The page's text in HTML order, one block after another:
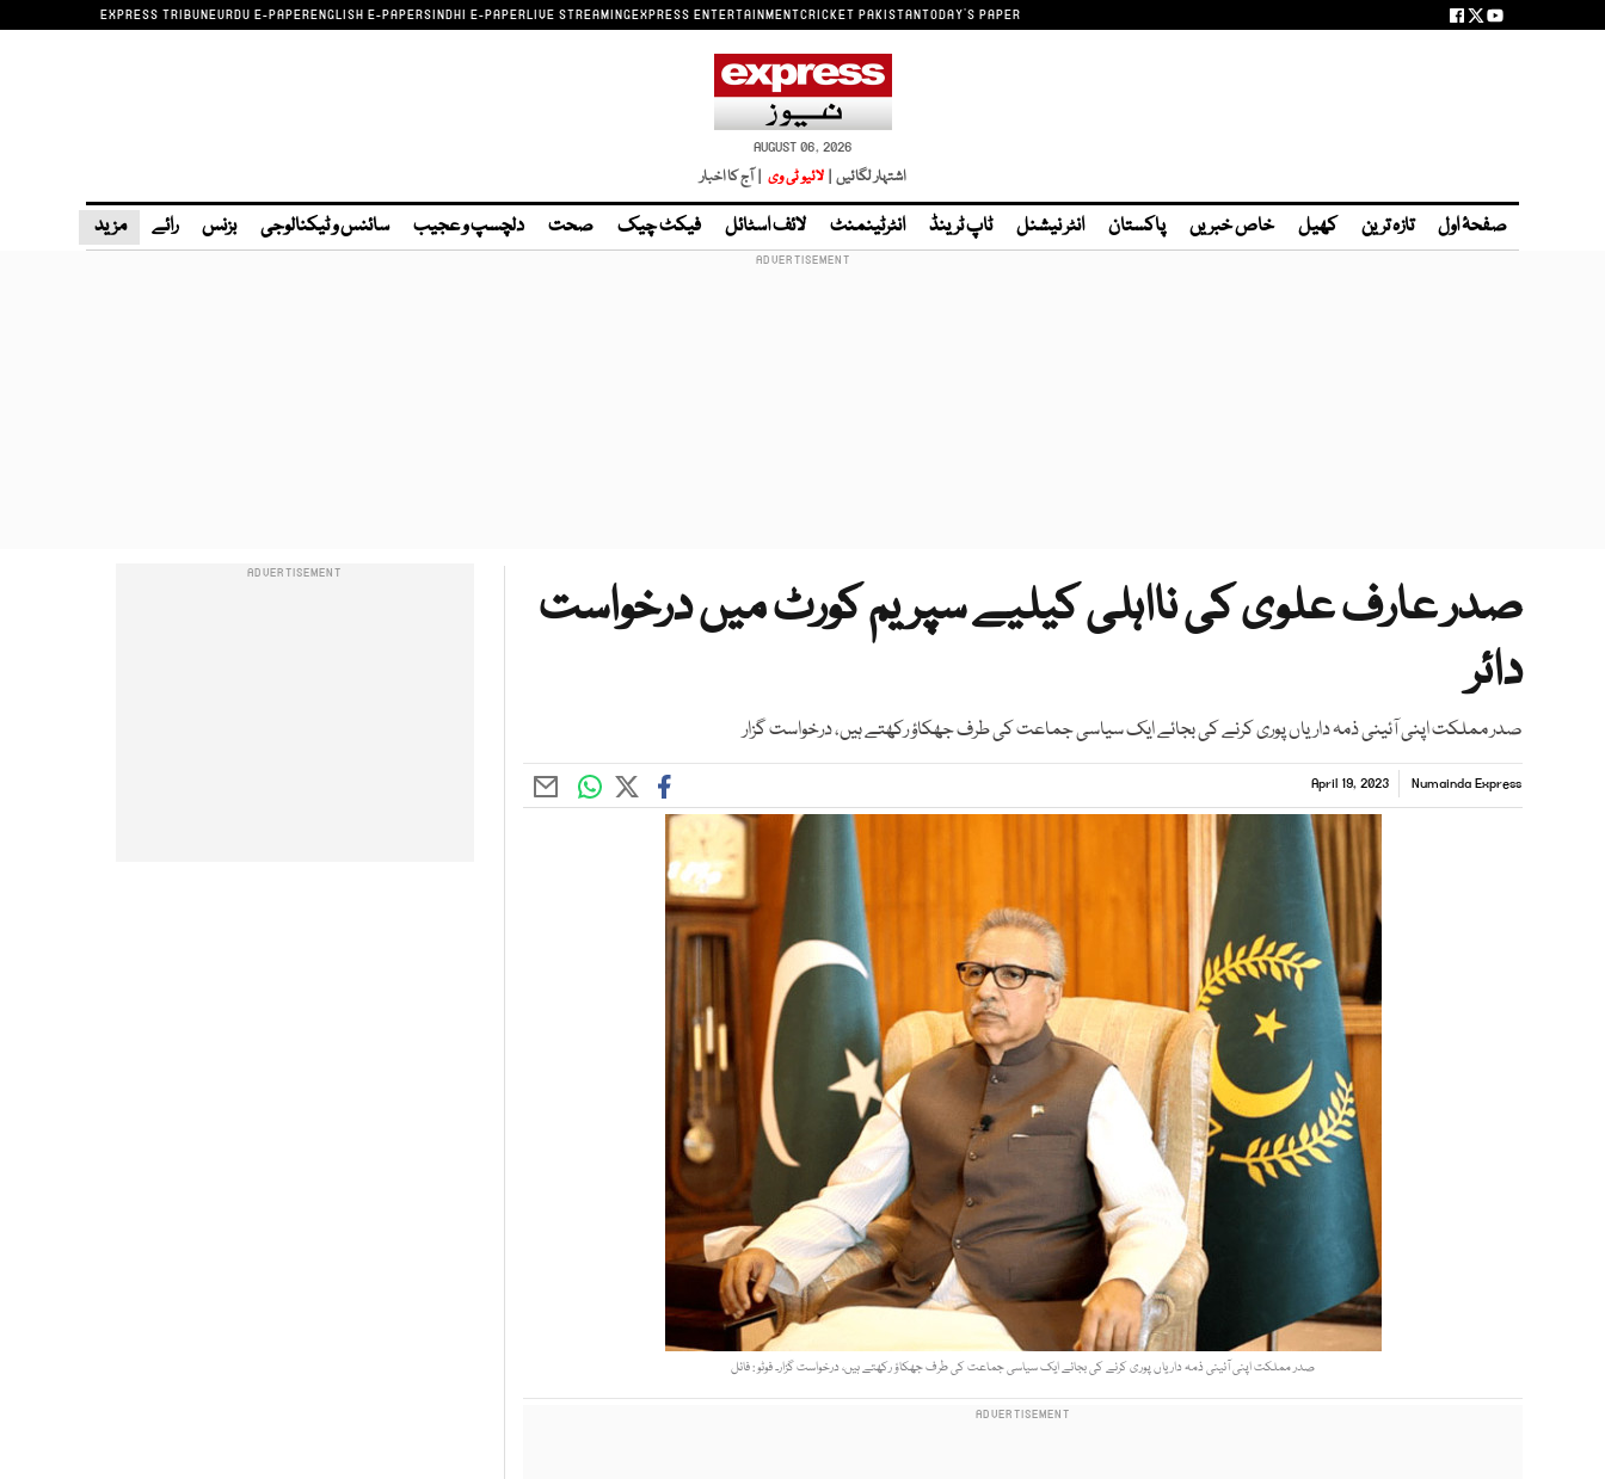
EXPRESS TRIBUNEURDU E-PAPERENGLISH E-PAPERSINDHI E-PAPERLIVE STREAMINGEXPRESS ENTERTAINMENTCRICKET PAKISTANTODAY'S PAPER
AUGUST 06, 2026
اشتہار لگائیں | لائیو ٹی وی | آج کا اخبار
صفحۂ اول تازہ ترین کھیل خاص خبریں پاکستان انٹر نیشنل ٹاپ ٹرینڈ انٹرٹینمنٹ لائف اسٹائل فیکٹ چیک صحت دلچسپ و عجیب سائنس و ٹیکنالوجی بزنس رائے مزید
صدر عارف علوی کی نااہلی کیلیے سپریم کورٹ میں درخواست
دائر
صدر مملکت اپنی آئینی ذمہ داریاں پوری کرنے کی بجائے ایک سیاسی جماعت کی طرف جھکاؤ رکھتے ہیں، درخواست گزار
Numainda Express
April 19, 2023
صدر مملکت اپنی آئینی ذمہ داریاں پوری کرنے کی بجائے ایک سیاسی جماعت کی طرف جھکاؤ رکھتے ہیں، درخواست گزار۔ فوٹو : فائل